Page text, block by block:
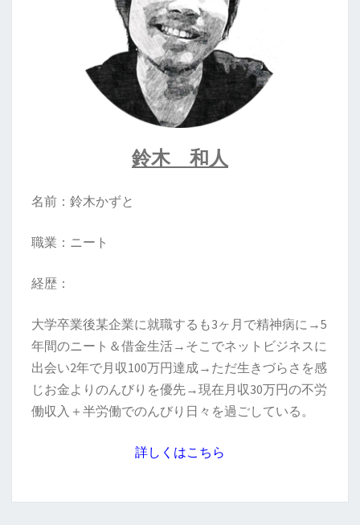
鈴木 和人
名前：鈴木かずと
職業：ニート
経歴：
大学卒業後某企業に就職するも3ヶ月で精神病に→5
年間のニート＆借金生活→そこでネットビジネスに
出会い2年で月収100万円達成→ただ生きづらさを感
じお金よりのんびりを優先→現在月収30万円の不労
働収入＋半労働でのんびり日々を過ごしている。
詳しくはこちら